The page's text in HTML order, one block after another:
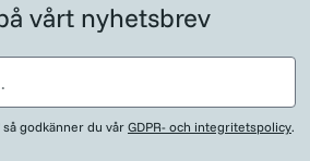
så godkänner du vår GDPR- och integritetspolicy.
vårt nyhetsbrev